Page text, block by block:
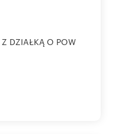
Z DZIAŁKĄ O POW